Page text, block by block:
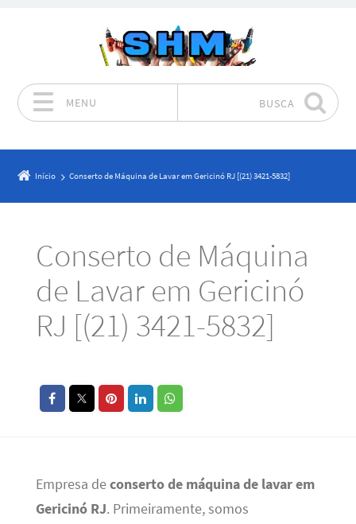
MENU BUSCA
Início Conserto de Máquina de Lavar em Gericinó RJ [(21) 3421-5832]
Conserto de Máquina
de Lavar em Gericinó
RJ [(21) 3421-5832]
Empresa deconserto de máquina de lavar em
Gericinó RJ. Primeiramente, somos